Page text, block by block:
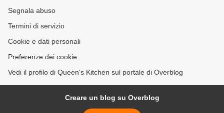
Segnala abuso
Termini di servizio
Cookie e dati personali
Preferenze dei cookie
Vedi il profilo di Queen's Kitchen sul portale di Overblog
Creare un blog su Overblog